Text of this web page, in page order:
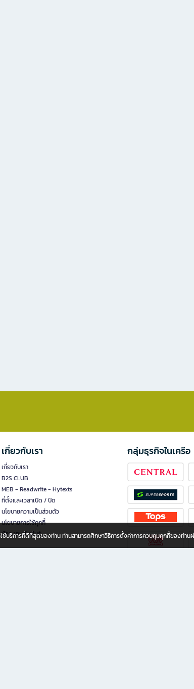
เกี่ยวกับเรา
เกี่ยวกับเรา
B2S CLUB
MEB - Readwrite - Hytexts
ที่ตั้งและเวลาเปิด / ปิด
นโยบายความเป็นส่วนตัว
นโยบายการใช้คุกกี้
นักลงทุนสัมพันธ์
กลุ่มธุรกิจในเครือ
ช้บริการที่ดีที่สุดของท่าน ท่านสามารถศึกษาวิธีการตั้งค่าการควบคุมคุกกี้ของท่าน